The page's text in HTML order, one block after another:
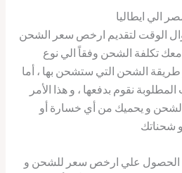
الي ايطاليا
الوقت لتقديم ارخص سعر الشحن
تكلفة الشحن وفقاً الي نوع
الشحن التي ستشحن بها ، أما
نقوم بدفعها ، و هذا الأمر
و يحميك من أي خسارة أو
شحناتك
علي ارخص سعر للشحن و